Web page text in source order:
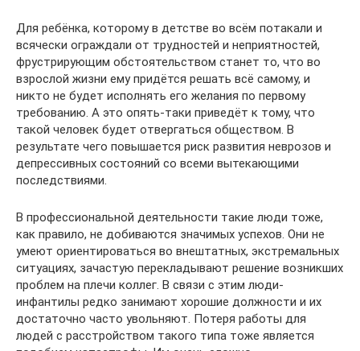
Для ребёнка, которому в детстве во всём потакали и
всячески ограждали от трудностей и неприятностей,
фрустрирующим обстоятельством станет то, что во
взрослой жизни ему придётся решать всё самому, и
никто не будет исполнять его желания по первому
требованию. А это опять-таки приведёт к тому, что
такой человек будет отвергаться обществом. В
результате чего повышается риск развития неврозов и
депрессивных состояний со всеми вытекающими
последствиями.
В профессиональной деятельности такие люди тоже,
как правило, не добиваются значимых успехов. Они не
умеют ориентироваться во внештатных, экстремальных
ситуациях, зачастую перекладывают решение возникших
проблем на плечи коллег. В связи с этим люди-
инфантилы редко занимают хорошие должности и их
достаточно часто увольняют. Потеря работы для
людей с расстройством такого типа тоже является